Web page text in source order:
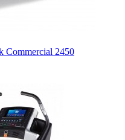
Commercial 2450